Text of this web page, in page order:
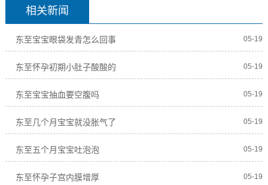
相关新闻
东至宝宝眼袋发青怎么回事 05-19
东至怀孕初期小肚子酸酸的 05-19
东至宝宝抽血要空腹吗 05-19
东至几个月宝宝就没胀气了 05-19
东至五个月宝宝吐泡泡 05-19
东至怀孕子宫内膜增厚 05-19